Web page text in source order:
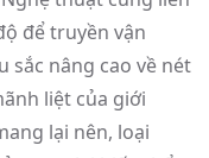
để truyền vận
sắc nâng cao về nét
liệt của giới
lại nên, loại